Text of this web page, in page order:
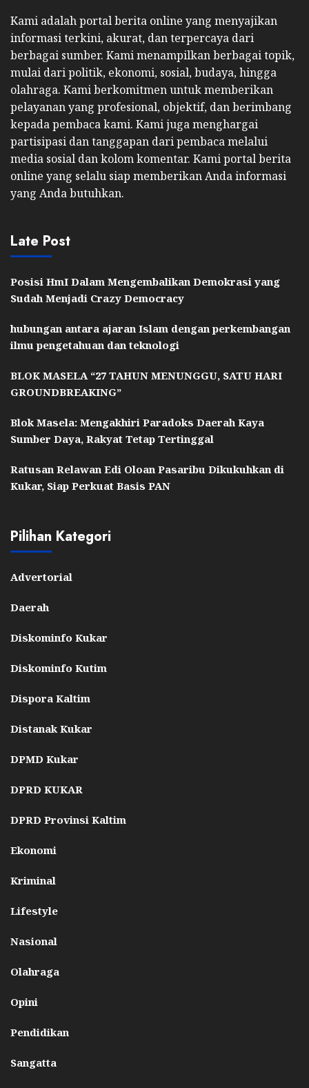
Kami adalah portal berita online yang menyajikan
informasi terkini, akurat, dan terpercaya dari
berbagai sumber. Kami menampilkan berbagai topik,
mulai dari politik, ekonomi, sosial, budaya, hingga
olahraga. Kami berkomitmen untuk memberikan
pelayanan yang profesional, objektif, dan berimbang
kepada pembaca kami. Kami juga menghargai
partisipasi dan tanggapan dari pembaca melalui
media sosial dan kolom komentar. Kami portal berita
online yang selalu siap memberikan Anda informasi
yang Anda butuhkan.
Late Post
Posisi HmI Dalam Mengembalikan Demokrasi yang
Sudah Menjadi Crazy Democracy
hubungan antara ajaran Islam dengan perkembangan
ilmu pengetahuan dan teknologi
BLOK MASELA “27 TAHUN MENUNGGU, SATU HARI
GROUNDBREAKING”
Blok Masela: Mengakhiri Paradoks Daerah Kaya
Sumber Daya, Rakyat Tetap Tertinggal
Ratusan Relawan Edi Oloan Pasaribu Dikukuhkan di
Kukar, Siap Perkuat Basis PAN
Pilihan Kategori
Advertorial
Daerah
Diskominfo Kukar
Diskominfo Kutim
Dispora Kaltim
Distanak Kukar
DPMD Kukar
DPRD KUKAR
DPRD Provinsi Kaltim
Ekonomi
Kriminal
Lifestyle
Nasional
Olahraga
Opini
Pendidikan
Sangatta